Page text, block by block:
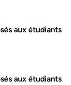
aux étudiants
aux étudiants